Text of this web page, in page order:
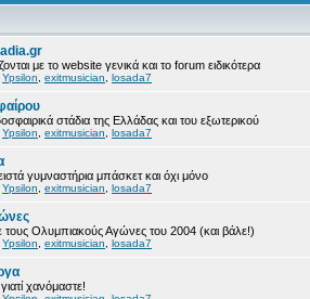
με το website γενικά και το forum ειδικότερα
Ypsilon exitmusician losada7
στάδια της Ελλάδας και του εξωτερικού
Ypsilon exitmusician losada7
γυμναστήρια μπάσκετ και όχι μόνο
Ypsilon exitmusician losada7
τους Ολυμπιακούς Αγώνες του 2004 (και βάλε!)
Ypsilon exitmusician losada7
χανόμαστε!